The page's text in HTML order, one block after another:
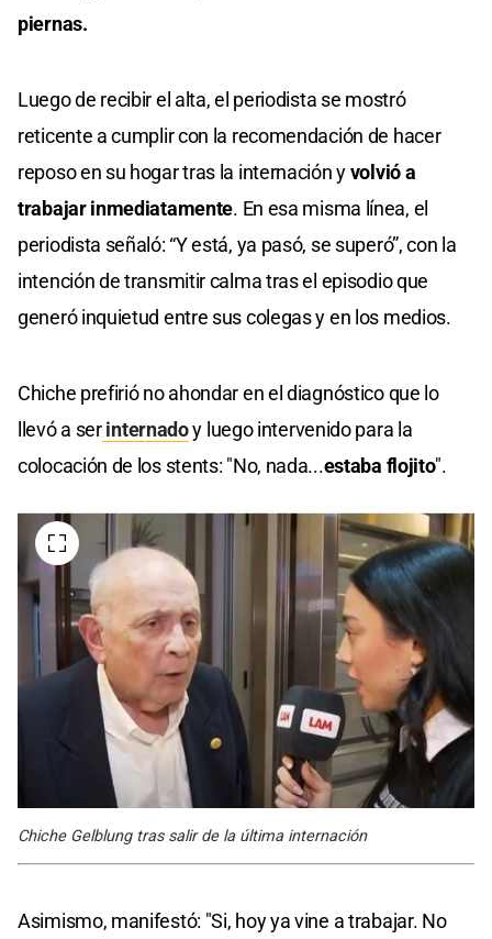
piernas.
Luego de recibir el alta, el periodista se mostró
reticente a cumplir con la recomendación de hacer
reposo en su hogar tras la internación yvolvió a
trabajar inmediatamente. En esa misma línea, el
periodista señaló: “Y está, ya pasó, se superó”, con la
intención de transmitir calma tras el episodio que
generó inquietud entre sus colegas y en los medios.
Chiche prefirió no ahondar en el diagnóstico que lo
llevó a serinternadoy luego intervenido para la
colocación de los stents: "No, nada...estaba flojito".
Chiche Gelblung tras salir de la última internación
Asimismo, manifestó: "Si, hoy ya vine a trabajar. No